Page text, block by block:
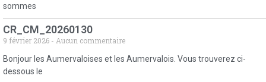
sommes
CR_CM_20260130
9 février 2026
Aucun commentaire
Bonjour les Aumervaloises et les Aumervalois. Vous trouverez ci-
dessous le